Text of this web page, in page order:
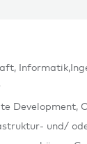
Development,
und/